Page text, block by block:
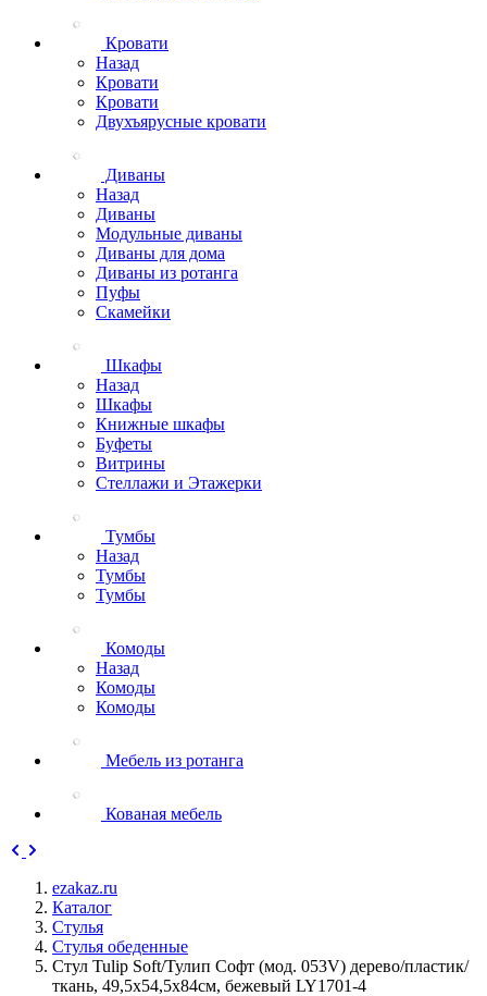
Кровати
Назад
Кровати
Кровати
Двухъярусные кровати
Диваны
Назад
Диваны
Модульные диваны
Диваны для дома
Диваны из ротанга
Пуфы
Скамейки
Шкафы
Назад
Шкафы
Книжные шкафы
Буфеты
Витрины
Стеллажи и Этажерки
Тумбы
Назад
Тумбы
Тумбы
Комоды
Назад
Комоды
Комоды
Мебель из ротанга
Кованая мебель
ezakaz.ru
Каталог
Стулья
Стулья обеденные
Стул Tulip Soft/Тулип Софт (мод. 053V) дерево/пластик/
ткань, 49,5х54,5х84см, бежевый LY1701-4